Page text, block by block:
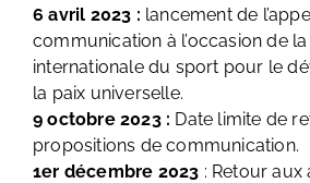
6 avril 2023 : lancement de
communication à l’occasion de
internationale du sport pour le
la paix universelle.
9 octobre 2023 : Date limite de
propositions de communication.
1er décembre 2023 : Retour